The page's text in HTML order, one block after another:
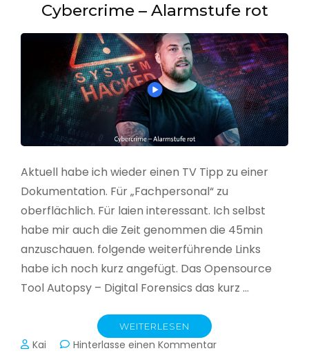
Cybercrime – Alarmstufe rot
Aktuell habe ich wieder einen TV Tipp zu einer
Dokumentation. Für „Fachpersonal“ zu
oberflächlich. Für laien interessant. Ich selbst
habe mir auch die Zeit genommen die 45min
anzuschauen. folgende weiterführende Links
habe ich noch kurz angefügt. Das Opensource
Tool Autopsy – Digital Forensics das kurz …
WEITERLESEN
Kai Hinterlasse einen Kommentarzu